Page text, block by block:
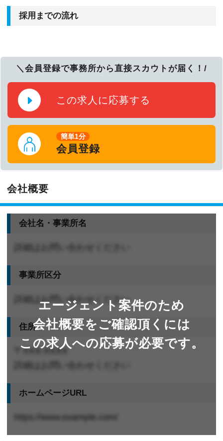
採用までの流れ
＼会員登録で事務所から直接スカウトが届く！/
この求人に応募する
簡単1分
会員登録
会社概要
エージェント案件のため
会社概要をご確認頂くには
この求人への応募が必要です。
会社名・事業所名
事業所区分
詳細はお問い合わせください
住所
〒XXX-XXXX
ホームページURL
https://www.example.com/